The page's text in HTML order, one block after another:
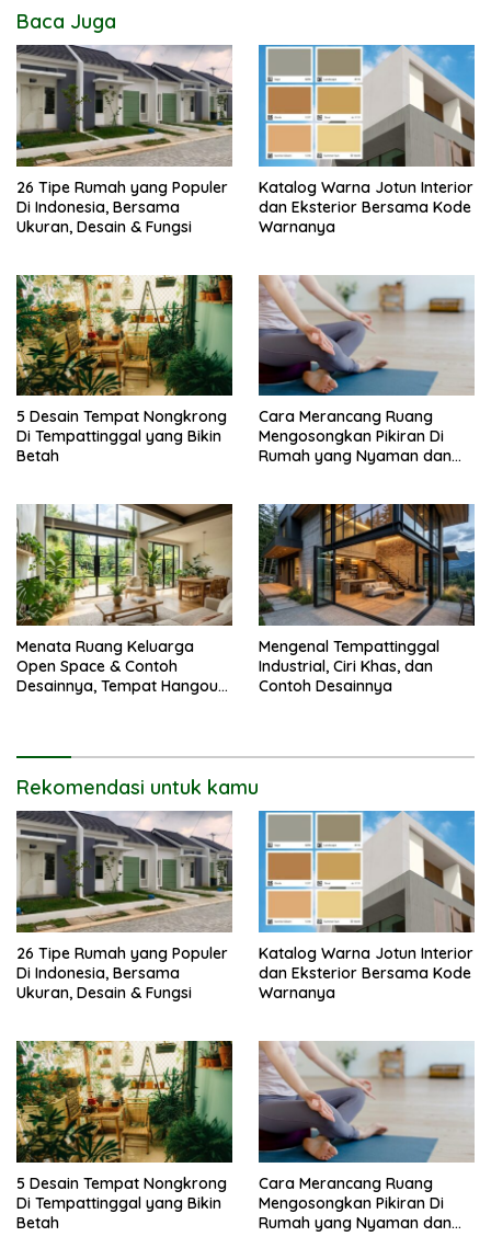
Baca Juga
26 Tipe Rumah yang Populer
Di Indonesia, Bersama
Ukuran, Desain & Fungsi
Katalog Warna Jotun Interior
dan Eksterior Bersama Kode
Warnanya
5 Desain Tempat Nongkrong
Di Tempattinggal yang Bikin
Betah
Cara Merancang Ruang
Mengosongkan Pikiran Di
Rumah yang Nyaman dan
Menata Ruang Keluarga
Open Space & Contoh
Desainnya, Tempat Hangout
Mengenal Tempattinggal
Industrial, Ciri Khas, dan
Contoh Desainnya
Rekomendasi untuk kamu
26 Tipe Rumah yang Populer
Di Indonesia, Bersama
Ukuran, Desain & Fungsi
Katalog Warna Jotun Interior
dan Eksterior Bersama Kode
Warnanya
5 Desain Tempat Nongkrong
Di Tempattinggal yang Bikin
Betah
Cara Merancang Ruang
Mengosongkan Pikiran Di
Rumah yang Nyaman dan